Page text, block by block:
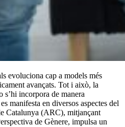
evoluciona cap a models més
avançats. Tot i això, la
s’hi incorpora de manera
manifesta en diversos aspectes del
Catalunya (ARC), mitjançant
de Gènere, impulsa un